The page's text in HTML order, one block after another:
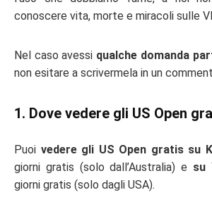
conoscere vita, morte e miracoli sulle
Nel caso avessi qualche domanda
non esitare a scrivermela in un
1. Dove vedere gli US Open
Puoi vedere gli US Open gratis su
giorni gratis (solo dall’Australia) e su
giorni gratis (solo dagli USA).